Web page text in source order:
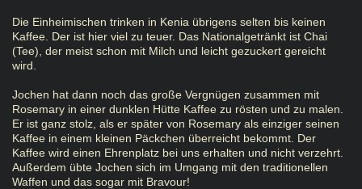
Die Einheimischen trinken in Kenia übrigens selten bis keinen
Kaffee. Der ist hier viel zu teuer. Das Nationalgetränkt ist Chai
(Tee), der meist schon mit Milch und leicht gezuckert gereicht
wird.
Jochen hat dann noch das große Vergnügen zusammen mit
Rosemary in einer dunklen Hütte Kaffee zu rösten und zu malen.
Er ist ganz stolz, als er später von Rosemary als einziger seinen
Kaffee in einem kleinen Päckchen überreicht bekommt. Der
Kaffee wird einen Ehrenplatz bei uns erhalten und nicht verzehrt.
Außerdem übte Jochen sich im Umgang mit den traditionellen
Waffen und das sogar mit Bravour!